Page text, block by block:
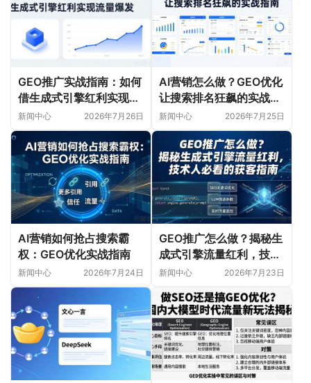
GEO推广实战指南：如何
借生成式引擎红利实现流
量爆发
新闻中心 2026年7月26日
AI营销怎么做？GEO优化
让搜索排名狂飙的实战指
南
新闻中心 2026年7月25日
AI营销如何抢占搜索霸
权：GEO优化实战指南
新闻中心 2026年7月24日
GEO推广怎么做？揭秘生
成式引擎流量红利，技术
人必看的获客指南
新闻中心 2026年7月23日